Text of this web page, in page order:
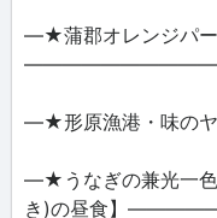
―★蒲郡オレンジパー
―★形原漁港・味の
―★うなぎの兼光一色
き)の昼食】